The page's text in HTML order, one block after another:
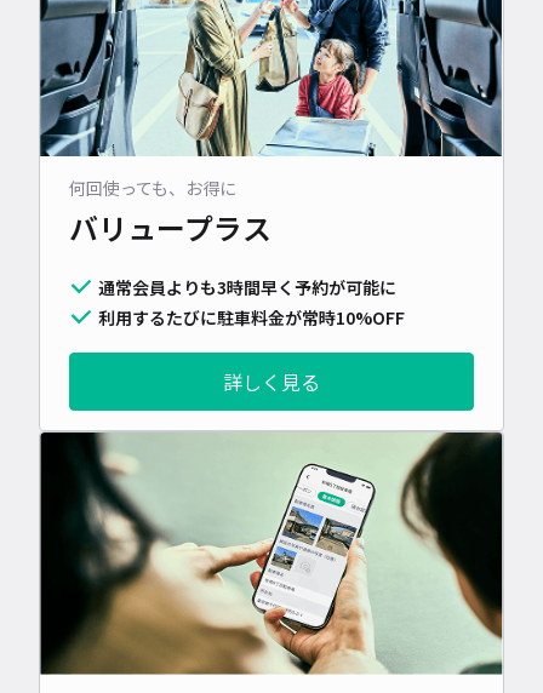
何回使っても、お得に
バリュープラス
通常会員よりも3時間早く予約が可能に
利用するたびに駐車料金が常時10%OFF
詳しく見る